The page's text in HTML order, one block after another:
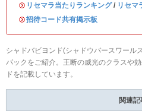
・ リセマラ当たりランキング/ リセマ
・招待コード共有掲示板
シャドバビヨンド(シャドウバースワール
パックをご紹介。王断の威光のクラスや
ドを記載しています。
関連記